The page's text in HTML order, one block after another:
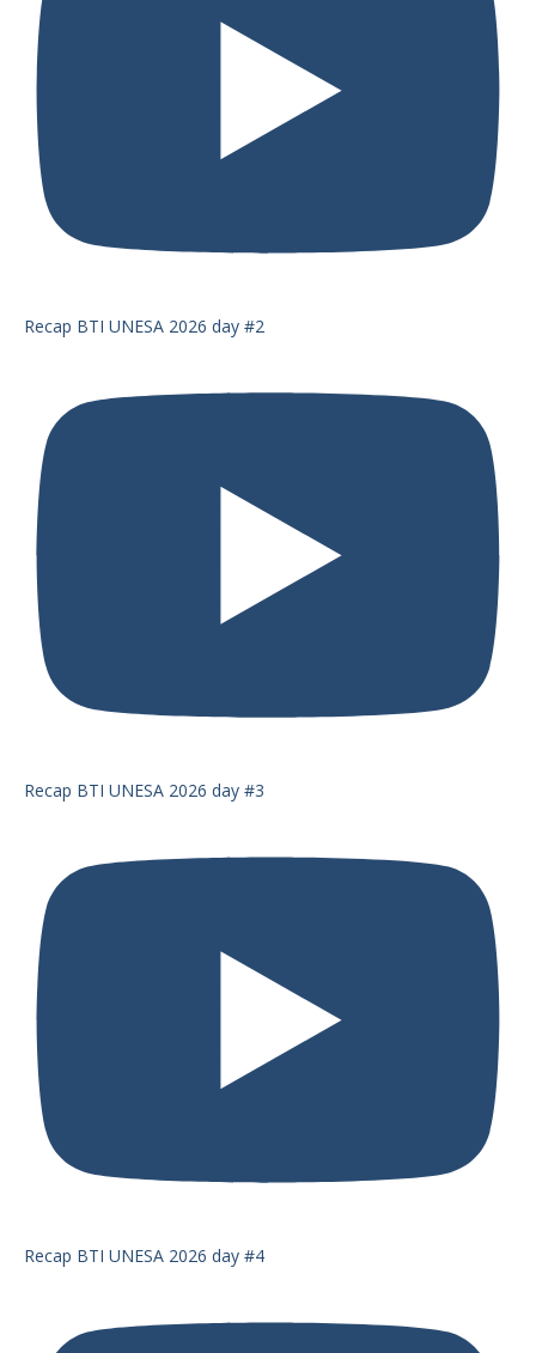
Recap BTI UNESA 2026 day #2
Recap BTI UNESA 2026 day #3
Recap BTI UNESA 2026 day #4